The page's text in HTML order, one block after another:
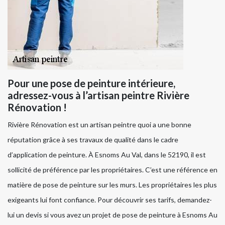
Pour une pose de peinture intérieure,
adressez-vous à l’artisan peintre Rivière
Rénovation !
Rivière Rénovation est un artisan peintre quoi a une bonne
réputation grâce à ses travaux de qualité dans le cadre
d’application de peinture. À Esnoms Au Val, dans le 52190, il est
sollicité de préférence par les propriétaires. C’est une référence en
matière de pose de peinture sur les murs. Les propriétaires les plus
exigeants lui font confiance. Pour découvrir ses tarifs, demandez-
lui un devis si vous avez un projet de pose de peinture à Esnoms Au